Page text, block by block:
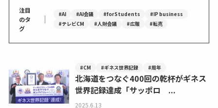
注目
のタ
グ
｜ #AI #AI会議 #forStudents
#IP business
#テレビCM
#人財会議 #広報 #転売
#CM #ギネス世界記録 #周年
北海道をつなぐ400回の乾杯がギネス
世界記録達成「サッポロ ...
2025.6.13